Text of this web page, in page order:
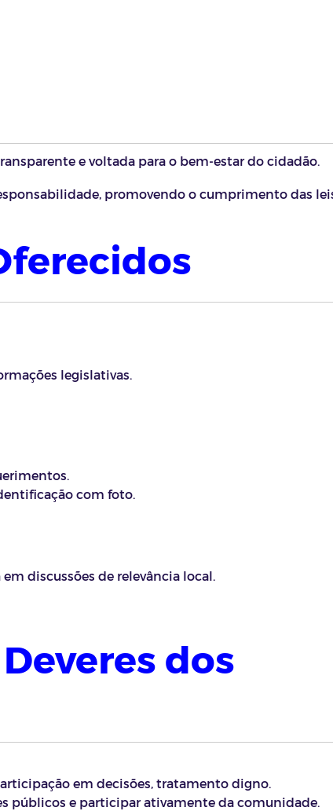
e voltada para o bem-estar do cidadão.
promovendo o cumprimento das
legislativas.
com foto.
discussões de relevância local.
dos
em decisões, tratamento digno.
públicos e participar ativamente da comunidade.